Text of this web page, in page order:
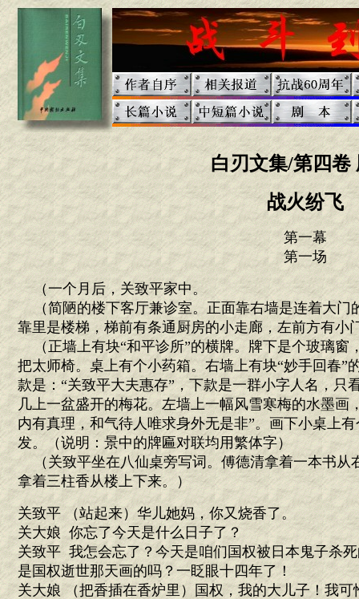
白刃文集/第四卷
战火纷飞
第一幕
第一场
（一个月后，关致平家中。
（简陋的楼下客厅兼诊室。正面靠右墙是连着大门
靠里是楼梯，梯前有条通厨房的小走廊，左前方有小
（正墙上有块“和平诊所”的横牌。牌下是个玻璃窗
把太师椅。桌上有个小药箱。右墙上有块“妙手回春”
款是：“关致平大夫惠存”，下款是一群小字人名，只
几上一盆盛开的梅花。左墙上一幅风雪寒梅的水墨画
内有真理，和气待人唯求身外无是非”。画下小桌上
发。（说明：景中的牌匾对联均用繁体字）
（关致平坐在八仙桌旁写词。傅德清拿着一本书从
拿着三柱香从楼上下来。）
关致平 （站起来）华儿她妈，你又烧香了。
关大娘 你忘了今天是什么日子了？
关致平 我怎会忘了？今天是咱们国权被日本鬼子杀
是国权逝世那天画的吗？一眨眼十四年了！
关大娘 （把香插在香炉里）国权，我的大儿子！我